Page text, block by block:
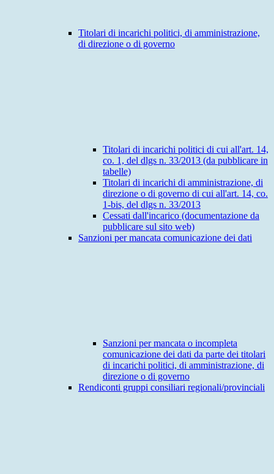
Titolari di incarichi politici, di amministrazione,
di direzione o di governo
Titolari di incarichi politici di cui all'art. 14,
co. 1, del dlgs n. 33/2013 (da pubblicare in
tabelle)
Titolari di incarichi di amministrazione, di
direzione o di governo di cui all'art. 14, co.
1-bis, del dlgs n. 33/2013
Cessati dall'incarico (documentazione da
pubblicare sul sito web)
Sanzioni per mancata comunicazione dei dati
Sanzioni per mancata o incompleta
comunicazione dei dati da parte dei titolari
di incarichi politici, di amministrazione, di
direzione o di governo
Rendiconti gruppi consiliari regionali/provinciali